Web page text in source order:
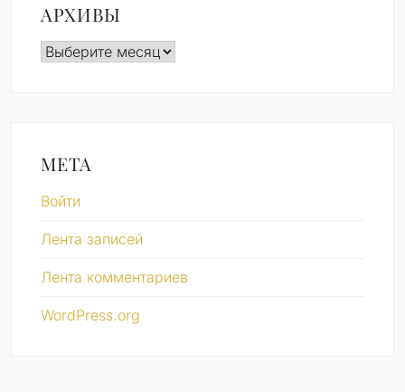
АРХИВЫ
Архивы
МЕТА
Войти
Лента записей
Лента комментариев
WordPress.org